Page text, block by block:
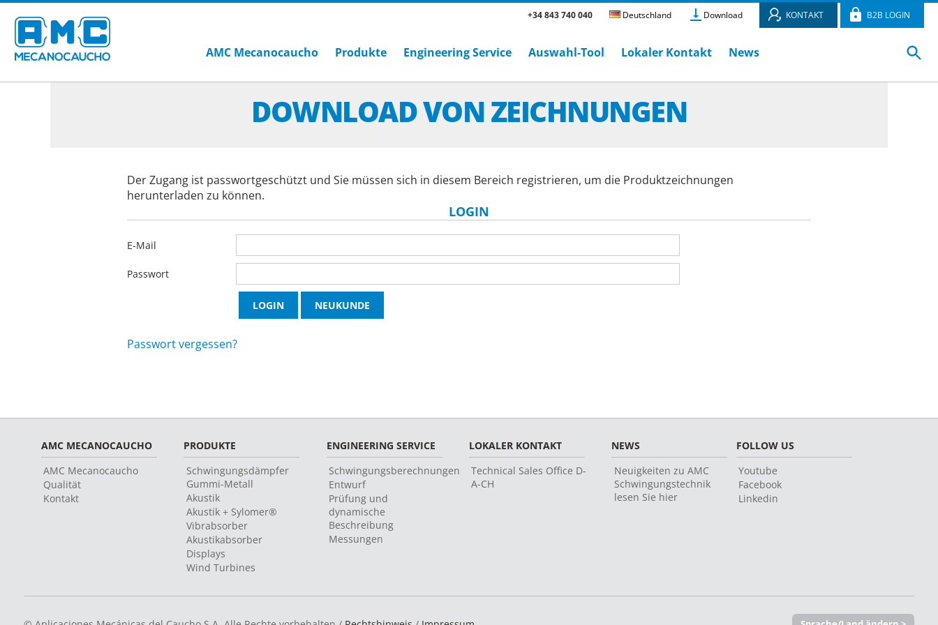
+34 843 740 040 Deutschland Download KONTAKT B2B LOGIN
AMC Mecanocaucho Produkte Engineering Service Auswahl-Tool Lokaler Kontakt News
DOWNLOAD VON ZEICHNUNGEN
Der Zugang ist passwortgeschützt und Sie müssen sich in diesem Bereich registrieren, um die Produktzeichnungen
herunterladen zu können.
LOGIN
E-Mail
Passwort
Passwort vergessen?
AMC MECANOCAUCHO
AMC Mecanocaucho
Qualität
Kontakt
PRODUKTE
Schwingungsdämpfer
Gummi-Metall
Akustik
Akustik + Sylomer®
Vibrabsorber
Akustikabsorber
Displays
Wind Turbines
ENGINEERING SERVICE
Schwingungsberechnungen
Entwurf
Prüfung und
dynamische
Beschreibung
Messungen
LOKALER KONTAKT
Technical Sales Office D-
A-CH
NEWS
Neuigkeiten zu AMC
Schwingungstechnik
lesen Sie hier
FOLLOW US
Youtube
Facebook
Linkedin